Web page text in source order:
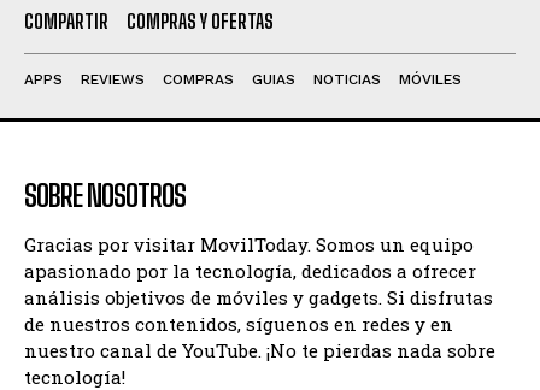
COMPARTIR
COMPRAS Y OFERTAS
APPS REVIEWS COMPRAS GUIAS NOTICIAS MÓVILES
SOBRE NOSOTROS
Gracias por visitar MovilToday. Somos un equipo
apasionado por la tecnología, dedicados a ofrecer
análisis objetivos de móviles y gadgets. Si disfrutas
de nuestros contenidos, síguenos en redes y en
nuestro canal de YouTube. ¡No te pierdas nada sobre
tecnología!